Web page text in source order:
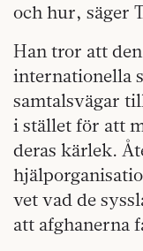
och hur, säger
Han tror att
internationella
samtalsvägar
i stället för att
deras kärlek.
vet vad de
att afghanerna